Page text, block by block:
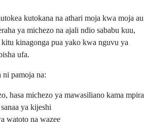
kutokana na athari moja kwa moja au
ya michezo na ajali ndio sababu kuu,
kinagonga pua yako kwa nguvu ya
ufa.
ni pamoja na:
hasa michezo ya mawasiliano kama mpira
ya kijeshi
watoto na wazee